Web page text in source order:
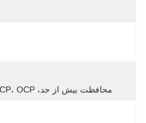
محافظت بیش از حد، OTP، OVP، SCP، OCP، اتصال معکوس